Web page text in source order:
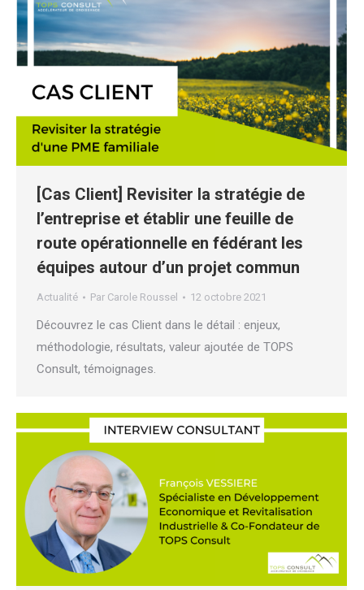
[Cas Client] Revisiter la stratégie de
l’entreprise et établir une feuille de
route opérationnelle en fédérant les
équipes autour d’un projet commun
Actualité Par Carole Roussel 12 octobre 2021
Découvrez le cas Client dans le détail : enjeux,
méthodologie, résultats, valeur ajoutée de TOPS
Consult, témoignages.